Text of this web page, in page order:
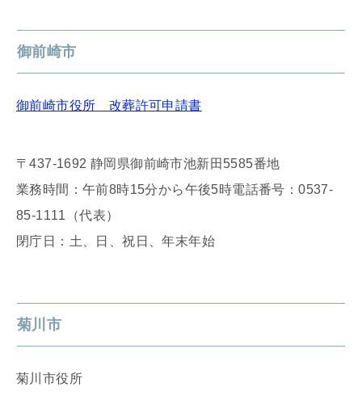
御前崎市
御前崎市役所 改葬許可申請書
〒437-1692 静岡県御前崎市池新田5585番地
業務時間：午前8時15分から午後5時電話番号：0537-
85-1111（代表）
閉庁日：土、日、祝日、年末年始
菊川市
菊川市役所